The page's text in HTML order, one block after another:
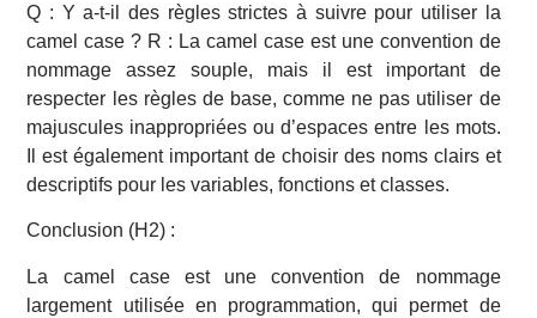
Q : Y a-t-il des règles strictes à suivre pour utiliser la
camel case ? R : La camel case est une convention de
nommage assez souple, mais il est important de
respecter les règles de base, comme ne pas utiliser de
majuscules inappropriées ou d’espaces entre les mots.
Il est également important de choisir des noms clairs et
descriptifs pour les variables, fonctions et classes.
Conclusion (H2) :
La camel case est une convention de nommage
largement utilisée en programmation, qui permet de